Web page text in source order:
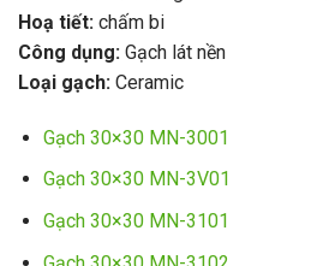
Hoạ tiết: chấm bi
Công dụng: Gạch lát nền
Loại gạch: Ceramic
Gạch 30×30 MN-3001
Gạch 30×30 MN-3V01
Gạch 30×30 MN-3101